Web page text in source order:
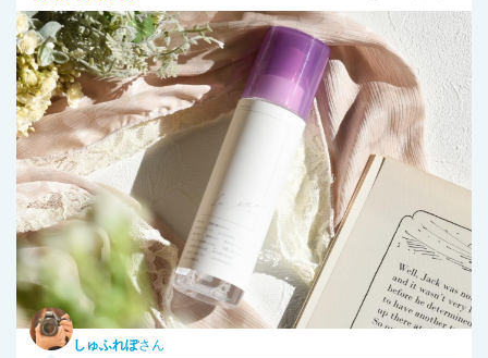
しゅふれぽさん